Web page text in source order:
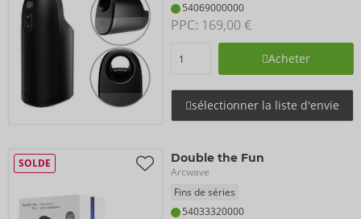
54069000000
PPC: 169,00 €
Acheter
sélectionner la liste d'envie
SOLDE Double the Fun
Arcwave
Fins de séries
54033320000